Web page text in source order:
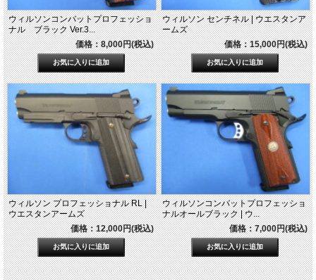
ウィルソンコンバットプロフェッショ
ナル ブラック Ver.3...
価格：8,000円(税込)
ウィルソン センチネル | ウエスタンア
ームズ
価格：15,000円(税込)
ウィルソン プロフェッショナル RL |
ウエスタンアームズ
価格：12,000円(税込)
ウィルソンコンバットプロフェッショ
ナルオールブラック | ウ...
価格：7,000円(税込)